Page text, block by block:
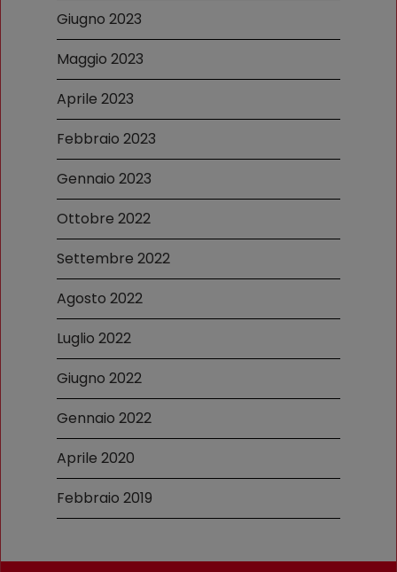
Giugno 2023
Maggio 2023
Aprile 2023
Febbraio 2023
Gennaio 2023
Ottobre 2022
Settembre 2022
Agosto 2022
Luglio 2022
Giugno 2022
Gennaio 2022
Aprile 2020
Febbraio 2019